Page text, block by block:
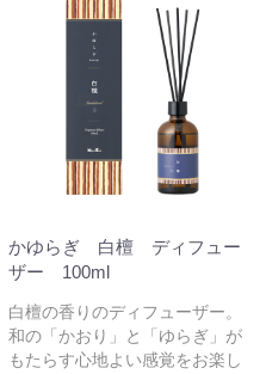
かゆらぎ 白檀 ディフュー
ザー 100ml
白檀の香りのディフューザー。
和の「かおり」と「ゆらぎ」が
もたらす心地よい感覚をお楽し